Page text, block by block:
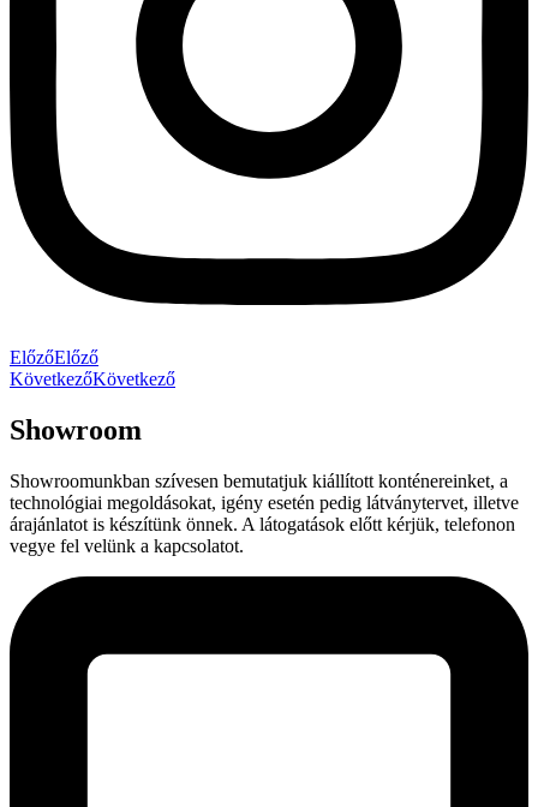
ElőzőElőző
KövetkezőKövetkező
Showroom
Showroomunkban szívesen bemutatjuk kiállított konténereinket, a
technológiai megoldásokat, igény esetén pedig látványtervet, illetve
árajánlatot is készítünk önnek. A látogatások előtt kérjük, telefonon
vegye fel velünk a kapcsolatot.